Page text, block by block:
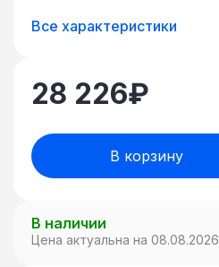
Все характеристики
28 226₽
В корзину
В наличии
Цена актуальна на 08.08.2026